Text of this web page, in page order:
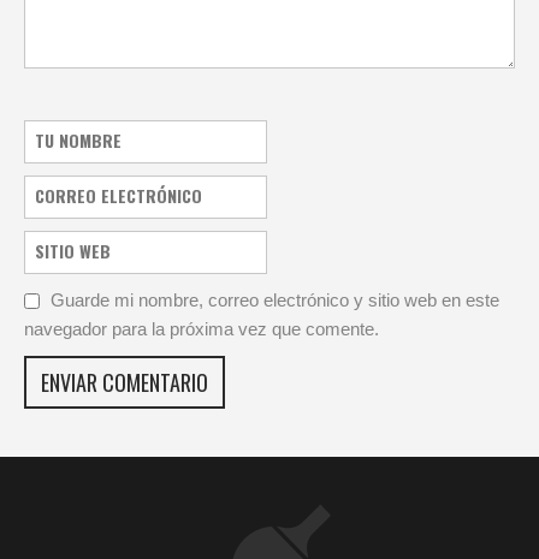
Guarde mi nombre, correo electrónico y sitio web en este
navegador para la próxima vez que comente.